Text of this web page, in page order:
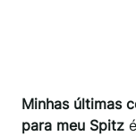
Minhas últimas
para meu Spitz